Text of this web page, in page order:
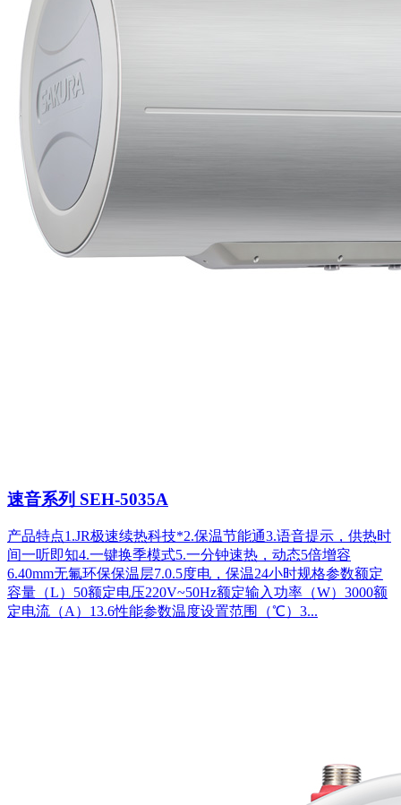
速音系列 SEH-5035A
产品特点1.JR极速续热科技*2.保温节能通3.语音提示，供热时
间一听即知4.一键换季模式5.一分钟速热，动态5倍增容
6.40mm无氟环保保温层7.0.5度电，保温24小时规格参数额定
容量（L）50额定电压220V~50Hz额定输入功率（W）3000额
定电流（A）13.6性能参数温度设置范围（℃）3...